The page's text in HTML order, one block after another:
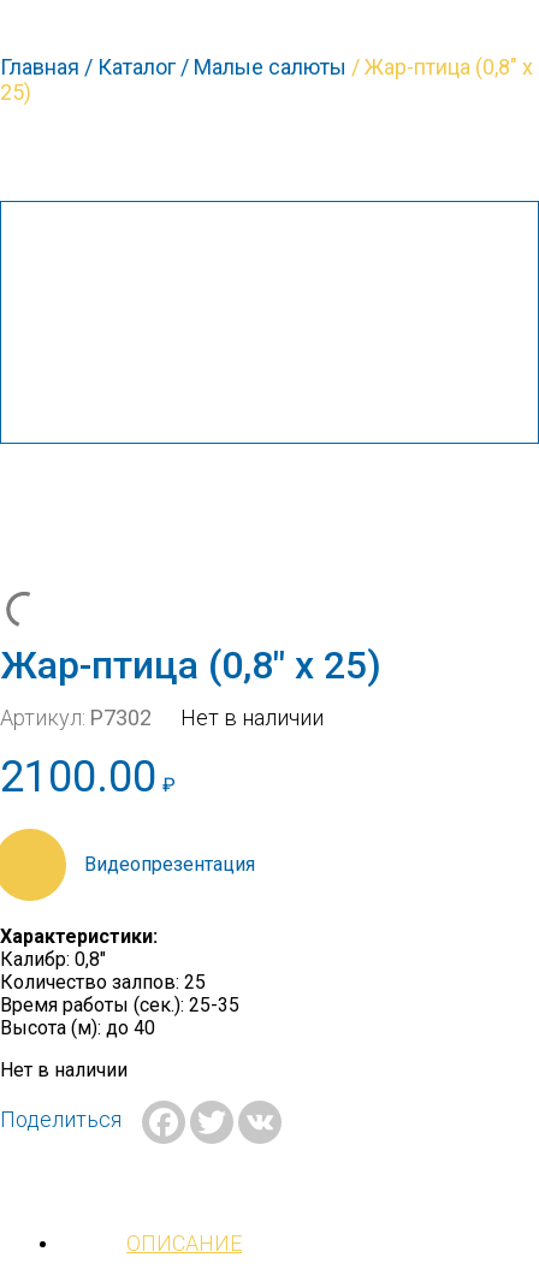
Главная / Каталог / Малые салюты / Жар-птица (0,8″ х
25)
Жар-птица (0,8″ х 25)
Артикул: Р7302 Нет в наличии
2100.00 ₽
youtu.be/IyXFlMZDGcg
Характеристики:
Калибр: 0,8″
Количество залпов: 25
Время работы (сек.): 25-35
Высота (м): до 40
Нет в наличии
Поделиться Facebook
Twitter
ОПИСАНИЕ